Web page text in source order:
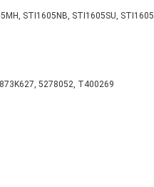
STI1605NB, STI1605SU,
5278052, T400269